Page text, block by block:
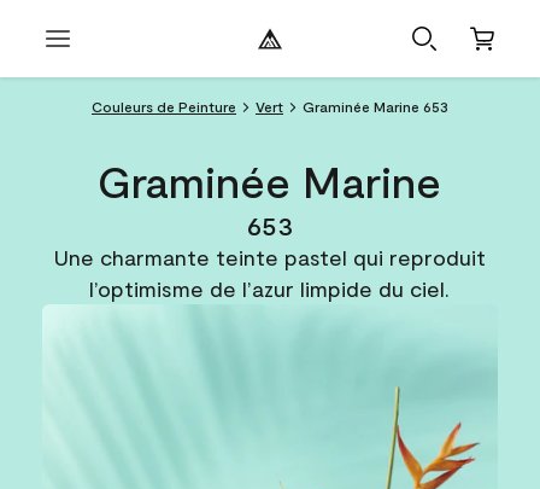
Couleurs de Peinture Vert Graminée Marine 653
Graminée Marine
653
Une charmante teinte pastel qui reproduit
l’optimisme de l’azur limpide du ciel.